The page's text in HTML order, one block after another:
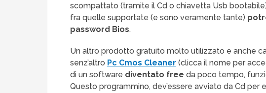
scompattato (tramite il Cd o chiavetta Usb
fra quelle supportate (e sono veramente tante)
password Bios.
Un altro prodotto gratuito molto utilizzato e anche
senz’altro Pc Cmos Cleaner (clicca il nome per
di un software diventato free da poco tempo,
Questo programmino, dev’essere avviato da Cd per